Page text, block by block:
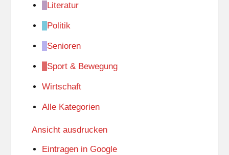
Literatur
Politik
Senioren
Sport & Bewegung
Wirtschaft
Alle Kategorien
Ansicht ausdrucken
Eintragen in Google